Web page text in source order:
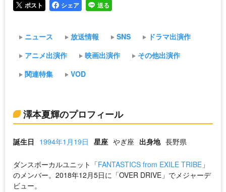
ポスト シェア 送る
ニュース 放送情報 SNS
ドラマ出演作
アニメ出演作
映画出演作
その他出演作
関連特集
VOD
澤本夏輝のプロフィール
誕生日 1994年1月19日 星座 やぎ座 出身地 長野県
ダンスボーカルユニット「FANTASTICS from EXILE TRIBE 」
のメンバー。2018年12月5日に「OVER DRIVE」でメジャーデ
ビュー。